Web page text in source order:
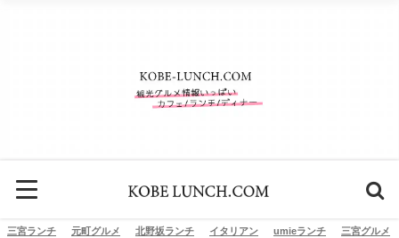
三宮ランチ 元町グルメ 北野坂ランチ イタリアン umieランチ 三宮グルメ